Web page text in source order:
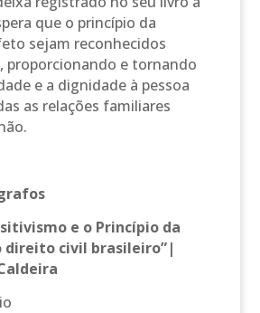
que o princípio da
sejam reconhecidos
proporcionando e tornando
e a dignidade à pessoa
as relações familiares
e o Princípio da
civil brasileiro”|